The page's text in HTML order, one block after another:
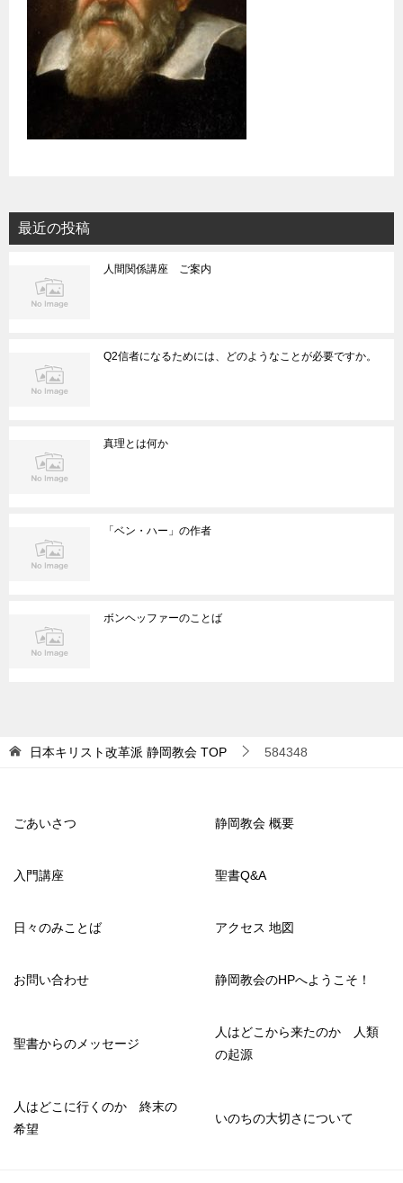
最近の投稿
人間関係講座 ご案内
Q2信者になるためには、どのようなことが必要ですか。
真理とは何か
「ベン・ハー」の作者
ボンヘッファーのことば
日本キリスト改革派 静岡教会 TOP 584348
ごあいさつ 静岡教会 概要
入門講座 聖書Q&A
日々のみことば アクセス 地図
お問い合わせ 静岡教会のHPへようこそ！
聖書からのメッセージ
人はどこから来たのか 人類
の起源
人はどこに行くのか 終末の
希望
いのちの大切さについて